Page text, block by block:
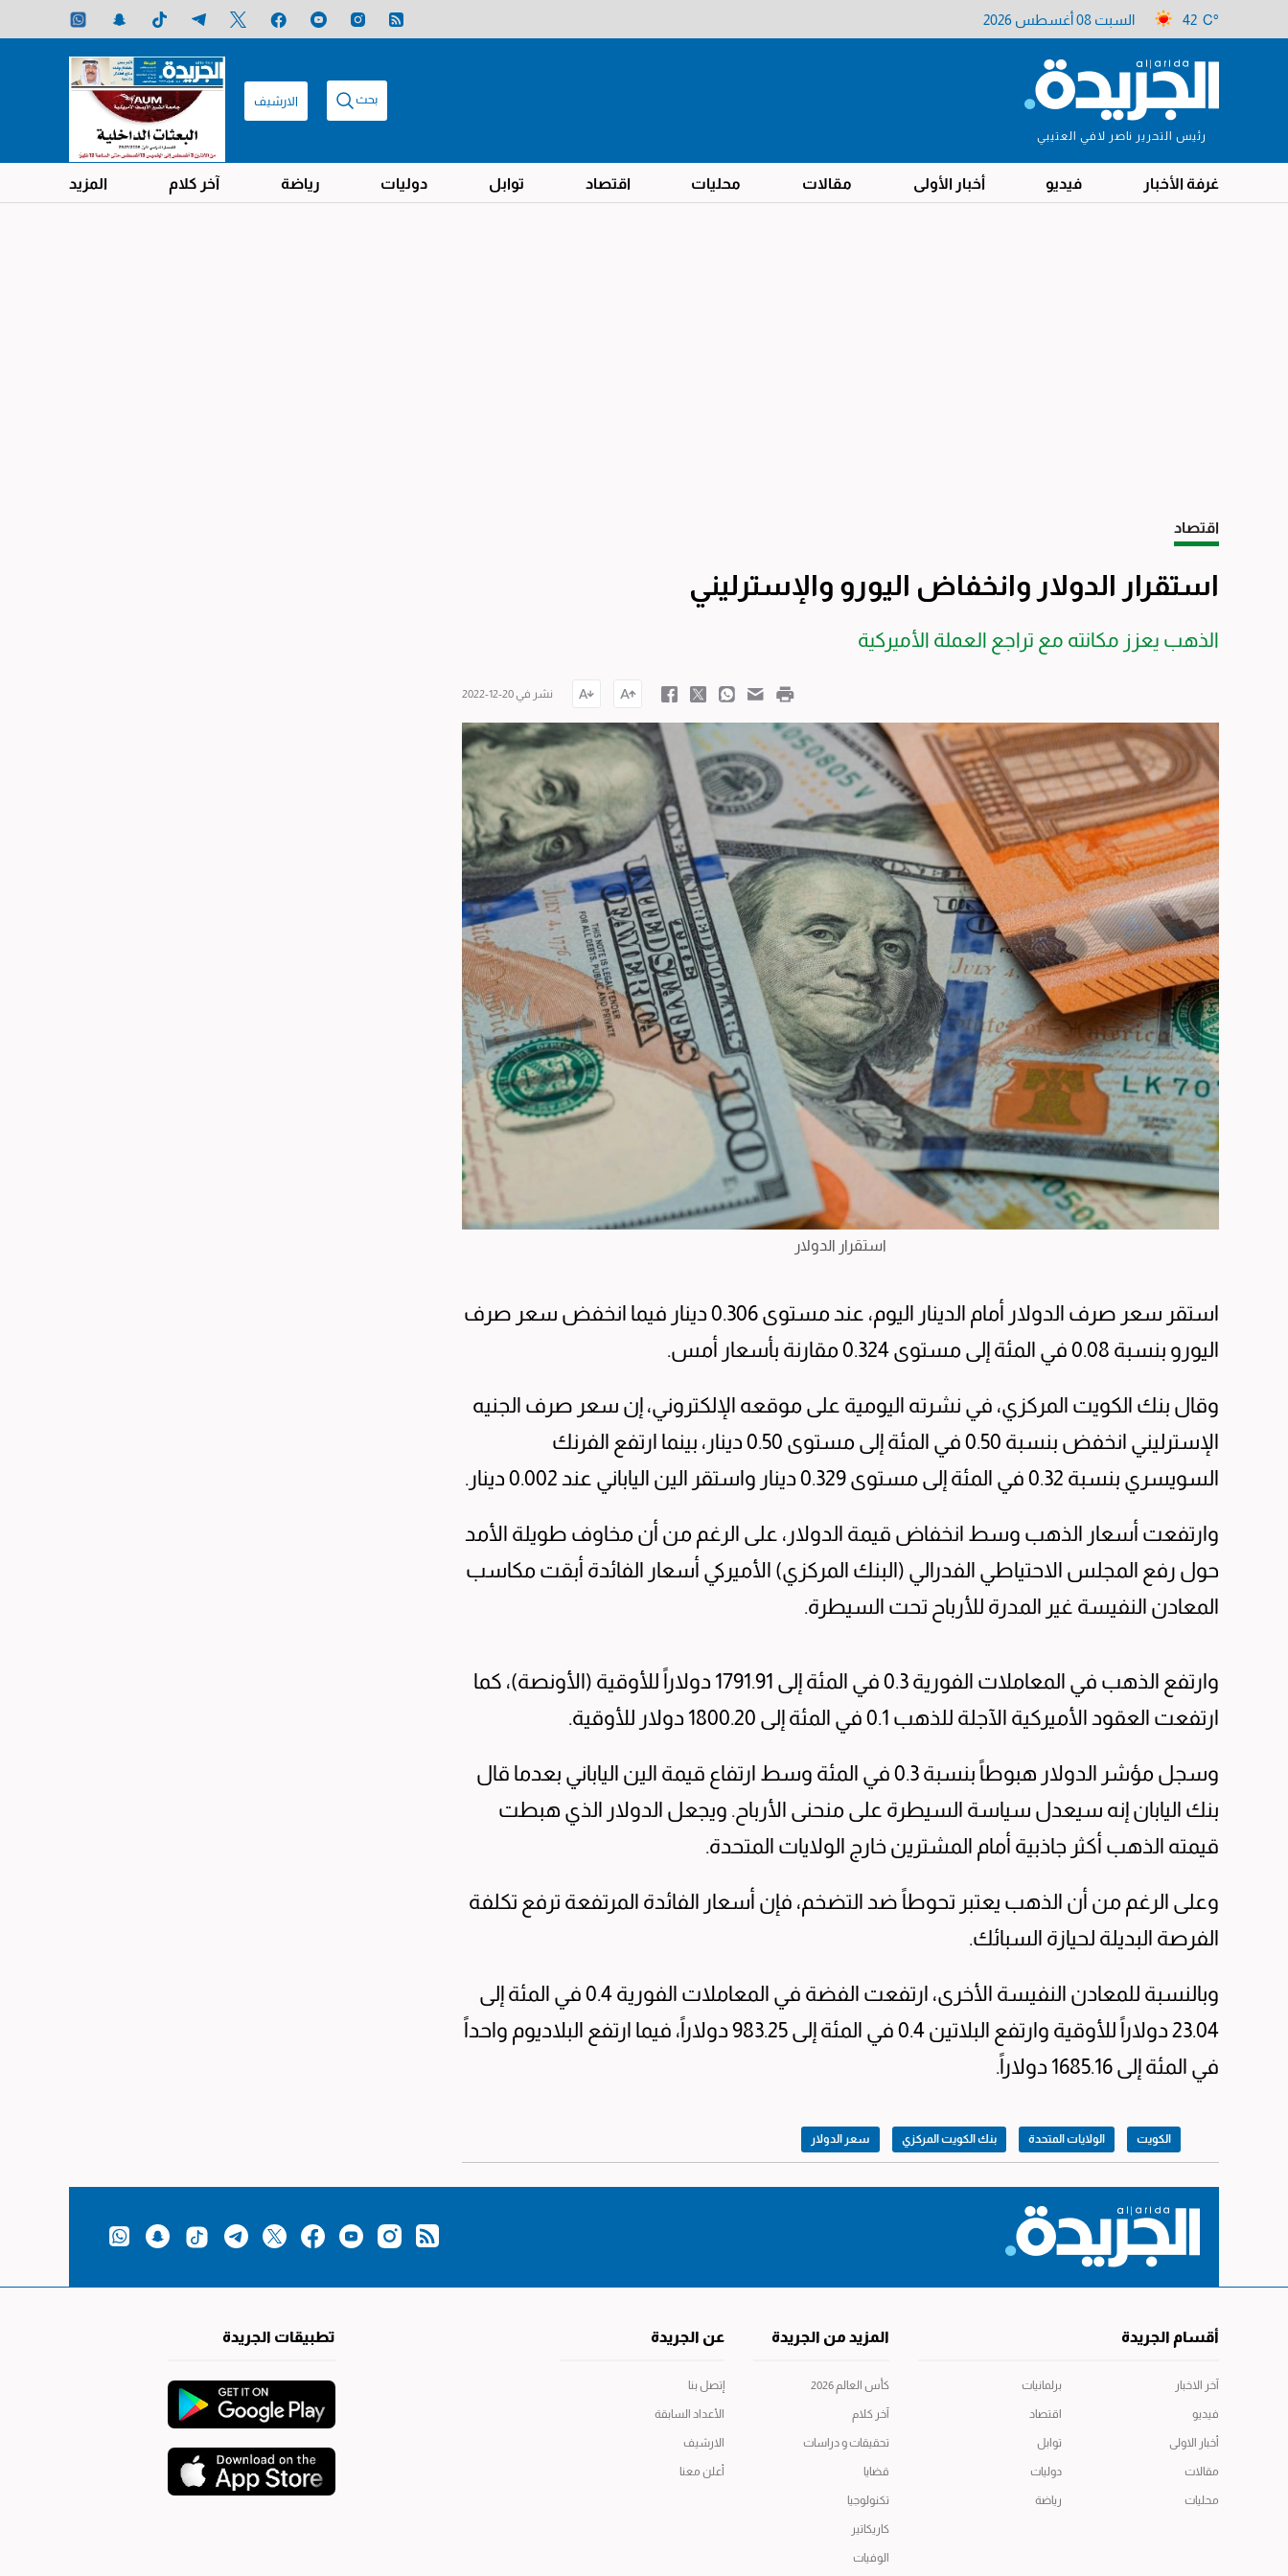
42 C° السبت 08 أغسطس 2026
رئيس التحرير ناصر لافي العتيبي
بحث الارشيف
غرفة الأخبار فيديو أخبار الأولى مقالات محليات اقتصاد توابل دوليات رياضة آخر كلام المزيد
اقتصاد
استقرار الدولار وانخفاض اليورو والإسترليني
الذهب يعزز مكانته مع تراجع العملة الأميركية
نشر في 20-12-2022
استقرار الدولار
استقر سعر صرف الدولار أمام الدينار اليوم، عند مستوى 0.306 دينار فيما انخفض سعر صرف
اليورو بنسبة 0.08 في المئة إلى مستوى 0.324 مقارنة بأسعار أمس.
وقال بنك الكويت المركزي، في نشرته اليومية على موقعه الإلكتروني، إن سعر صرف الجنيه
الإسترليني انخفض بنسبة 0.50 في المئة إلى مستوى 0.50 دينار، بينما ارتفع الفرنك
السويسري بنسبة 0.32 في المئة إلى مستوى 0.329 دينار واستقر الين الياباني عند 0.002 دينار.
وارتفعت أسعار الذهب وسط انخفاض قيمة الدولار، على الرغم من أن مخاوف طويلة الأمد
حول رفع المجلس الاحتياطي الفدرالي (البنك المركزي) الأميركي أسعار الفائدة أبقت مكاسب
المعادن النفيسة غير المدرة للأرباح تحت السيطرة.
وارتفع الذهب في المعاملات الفورية 0.3 في المئة إلى 1791.91 دولاراً للأوقية (الأونصة)، كما
ارتفعت العقود الأميركية الآجلة للذهب 0.1 في المئة إلى 1800.20 دولار للأوقية.
وسجل مؤشر الدولار هبوطاً بنسبة 0.3 في المئة وسط ارتفاع قيمة الين الياباني بعدما قال
بنك اليابان إنه سيعدل سياسة السيطرة على منحنى الأرباح. ويجعل الدولار الذي هبطت
قيمته الذهب أكثر جاذبية أمام المشترين خارج الولايات المتحدة.
وعلى الرغم من أن الذهب يعتبر تحوطاً ضد التضخم، فإن أسعار الفائدة المرتفعة ترفع تكلفة
الفرصة البديلة لحيازة السبائك.
وبالنسبة للمعادن النفيسة الأخرى، ارتفعت الفضة في المعاملات الفورية 0.4 في المئة إلى
23.04 دولاراً للأوقية وارتفع البلاتين 0.4 في المئة إلى 983.25 دولاراً، فيما ارتفع البلاديوم واحداً
في المئة إلى 1685.16 دولاراً.
الكويت الولايات المتحدة بنك الكويت المركزي سعر الدولار
أقسام الجريدة
آخر الاخبار
فيديو
أخبار الاولى
مقالات
محليات
برلمانيات
اقتصاد
توابل
دوليات
رياضة
المزيد من الجريدة
كأس العالم 2026
آخر كلام
تحقيقات و دراسات
قضايا
تكنولوجيا
كاريكاتير
الوفيات
عن الجريدة
إتصل بنا
الأعداد السابقة
الارشيف
أعلن معنا
تطبيقات الجريدة